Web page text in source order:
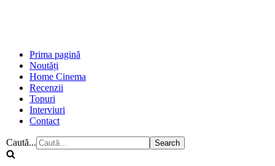
Prima pagină
Noutăți
Home Cinema
Recenzii
Topuri
Interviuri
Contact
Caută...